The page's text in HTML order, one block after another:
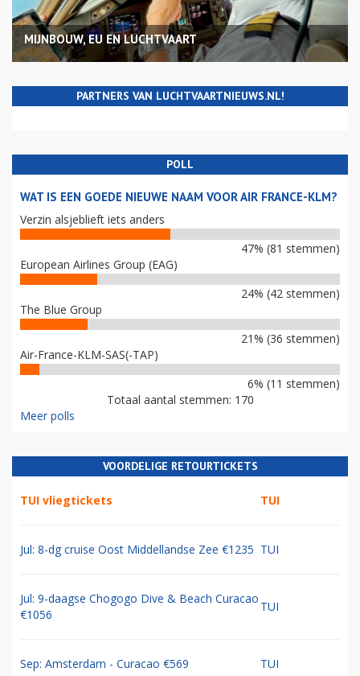
MIJNBOUW, EU EN LUCHTVAART
PARTNERS VAN LUCHTVAARTNIEUWS.NL!
POLL
WAT IS EEN GOEDE NIEUWE NAAM VOOR AIR FRANCE-KLM?
Verzin alsjeblieft iets anders
47% (81 stemmen)
European Airlines Group (EAG)
24% (42 stemmen)
The Blue Group
21% (36 stemmen)
Air-France-KLM-SAS(-TAP)
6% (11 stemmen)
Totaal aantal stemmen: 170
Meer polls
VOORDELIGE RETOURTICKETS
TUI vliegtickets TUI
Jul: 8-dg cruise Oost Middellandse Zee €1235 TUI
Jul: 9-daagse Chogogo Dive & Beach Curacao
€1056
TUI
Sep: Amsterdam - Curacao €569 TUI